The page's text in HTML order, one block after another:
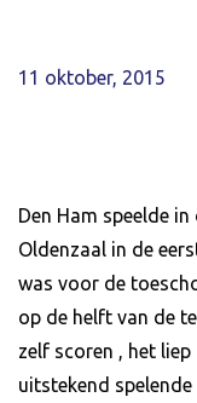
11 oktober, 2015
Den Ham speelde
Oldenzaal in de
was voor de
op de helft van de
zelf scoren , het liep
uitstekend